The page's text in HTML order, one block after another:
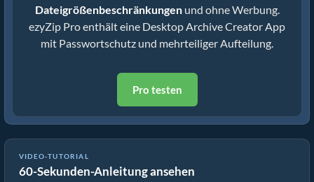
Dateigrößenbeschränkungenund ohne Werbung.
ezyZip Pro enthält eine Desktop Archive Creator App
mit Passwortschutz und mehrteiliger Aufteilung.
Pro testen
VIDEO-TUTORIAL
60-Sekunden-Anleitung ansehen
So Konvertieren Sie XLS Online in ZIP (Einfache Anleitung)